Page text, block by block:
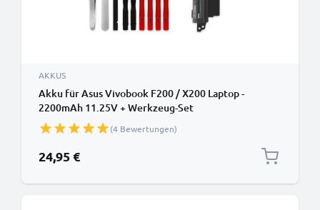
AKKUS
Akku für Asus Vivobook F200 / X200 Laptop -
2200mAh 11.25V + Werkzeug-Set
(4 Bewertungen)
24,95 €